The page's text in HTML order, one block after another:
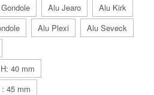
Alu Jearo
Alu Kirk
Alu Plexi
Alu Seveck
40 mm
45 mm